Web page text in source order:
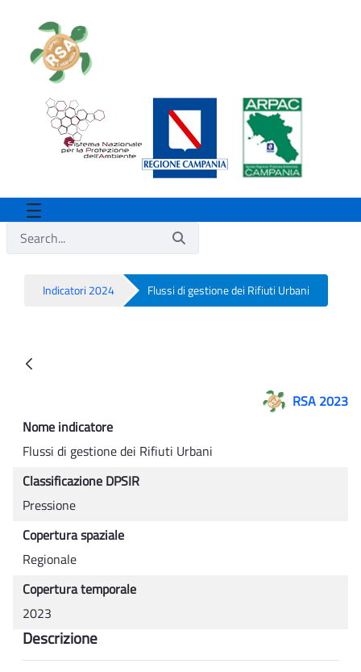
Indicatori 2024 Flussi di gestione dei Rifiuti Urbani
RSA 2023
Nome indicatore
Flussi di gestione dei Rifiuti Urbani
Classificazione DPSIR
Pressione
Copertura spaziale
Regionale
Copertura temporale
2023
Descrizione